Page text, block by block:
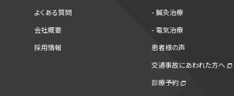
よくある質問
会社概要
採用情報
- 鍼灸治療
- 電気治療
患者様の声
交通事故にあわれた方へ
診療予約